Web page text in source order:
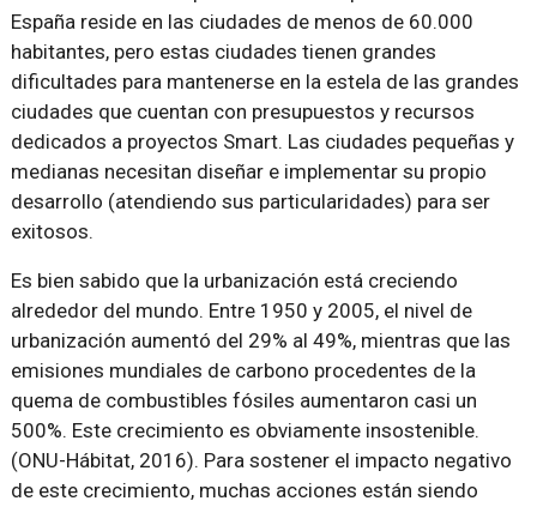
España reside en las ciudades de menos de 60.000
habitantes, pero estas ciudades tienen grandes
dificultades para mantenerse en la estela de las grandes
ciudades que cuentan con presupuestos y recursos
dedicados a proyectos Smart. Las ciudades pequeñas y
medianas necesitan diseñar e implementar su propio
desarrollo (atendiendo sus particularidades) para ser
exitosos.
Es bien sabido que la urbanización está creciendo
alrededor del mundo. Entre 1950 y 2005, el nivel de
urbanización aumentó del 29% al 49%, mientras que las
emisiones mundiales de carbono procedentes de la
quema de combustibles fósiles aumentaron casi un
500%. Este crecimiento es obviamente insostenible.
(ONU-Hábitat, 2016). Para sostener el impacto negativo
de este crecimiento, muchas acciones están siendo